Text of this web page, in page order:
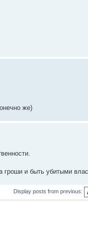
же)
гроши и быть убитыми
Display posts from previous: